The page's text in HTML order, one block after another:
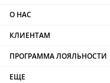
О НАС
КЛИЕНТАМ
ПРОГРАММА ЛОЯЛЬНОСТИ
ЕЩЕ